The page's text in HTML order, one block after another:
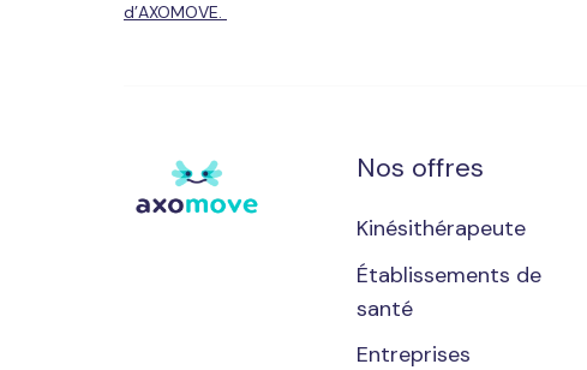
d’AXOMOVE.
Nos offres
Kinésithérapeute
Établissements de
santé
Entreprises